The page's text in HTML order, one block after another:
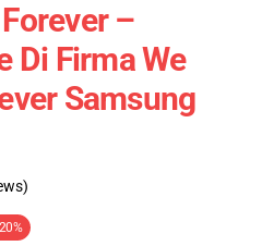
–
Di Firma We
Samsung